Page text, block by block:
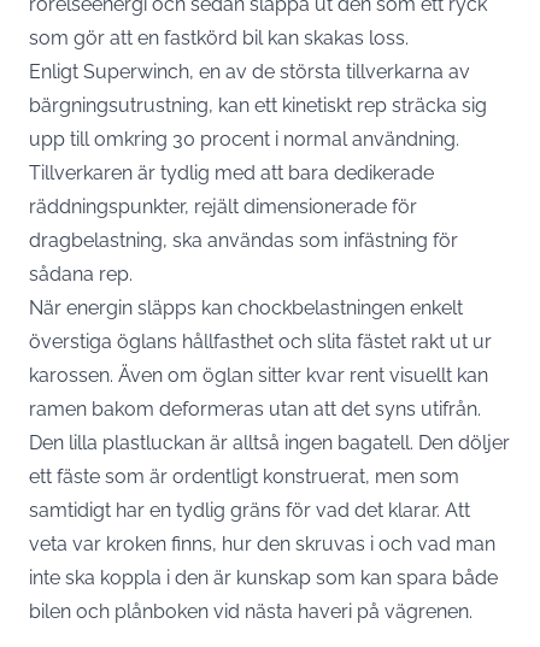
rörelseenergi och sedan släppa ut den som ett ryck
som gör att en fastkörd bil kan skakas loss.
Enligt Superwinch, en av de största tillverkarna av
bärgningsutrustning, kan ett kinetiskt rep sträcka sig
upp till omkring 30 procent i normal användning.
Tillverkaren är tydlig med att bara dedikerade
räddningspunkter, rejält dimensionerade för
dragbelastning, ska användas som infästning för
sådana rep.
När energin släpps kan chockbelastningen enkelt
överstiga öglans hållfasthet och slita fästet rakt ut ur
karossen. Även om öglan sitter kvar rent visuellt kan
ramen bakom deformeras utan att det syns utifrån.
Den lilla plastluckan är alltså ingen bagatell. Den döljer
ett fäste som är ordentligt konstruerat, men som
samtidigt har en tydlig gräns för vad det klarar. Att
veta var kroken finns, hur den skruvas i och vad man
inte ska koppla i den är kunskap som kan spara både
bilen och plånboken vid nästa haveri på vägrenen.